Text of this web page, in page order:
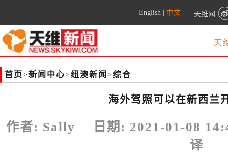
English 中文 天维网
天
首页>新闻中心>纽澳新闻 >综合
海外驾照可以在新西兰
作者: Sally 日期: 2021-01-08
译